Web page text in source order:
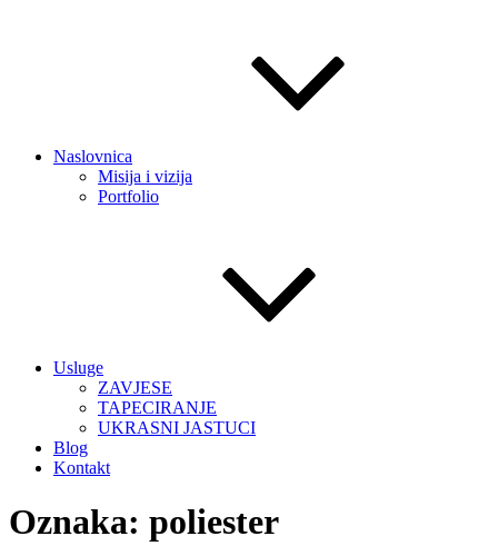
Naslovnica
Misija i vizija
Portfolio
Usluge
ZAVJESE
TAPECIRANJE
UKRASNI JASTUCI
Blog
Kontakt
Oznaka: poliester